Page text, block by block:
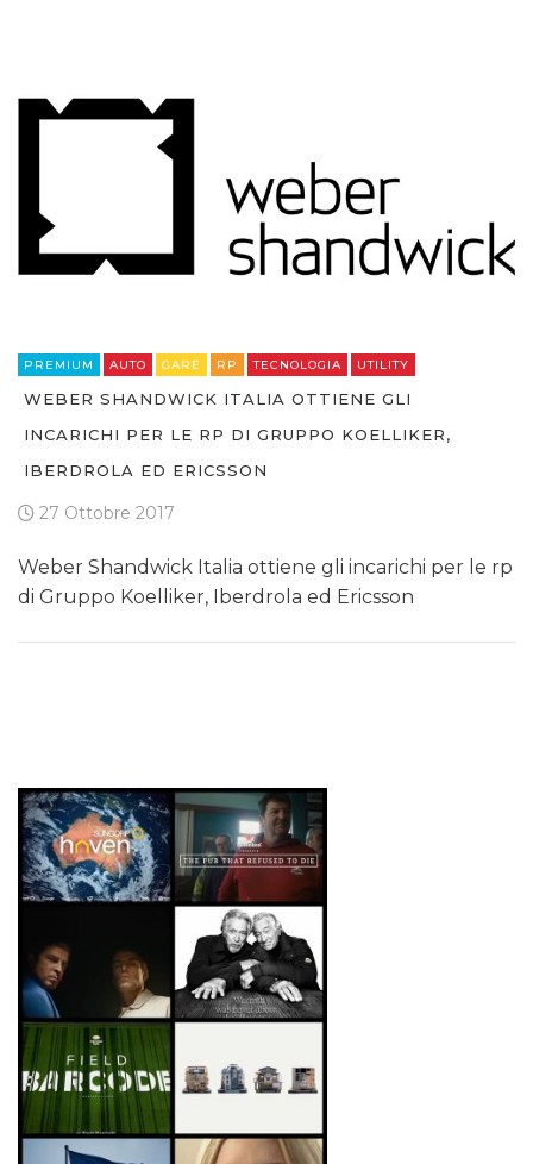
PREMIUM AUTO GARE RP TECNOLOGIA UTILITY
WEBER SHANDWICK ITALIA OTTIENE GLI
INCARICHI PER LE RP DI GRUPPO KOELLIKER,
IBERDROLA ED ERICSSON
27 Ottobre 2017
Weber Shandwick Italia ottiene gli incarichi per le rp
di Gruppo Koelliker, Iberdrola ed Ericsson